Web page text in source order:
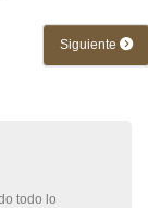
Siguiente
todo lo